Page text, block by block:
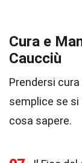
Cura e
Caucciù
Prendersi
semplice se si
cosa sapere.